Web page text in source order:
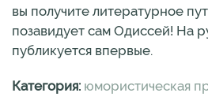
вы получите литературное
позавидует сам Одиссей! На
публикуется впервые.
Категория: юмористическая